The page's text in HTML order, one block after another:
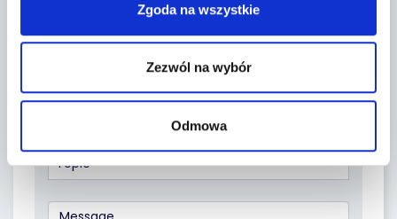
Zgoda na wszystkie
Zezwól na wybór
Odmowa
Topic *